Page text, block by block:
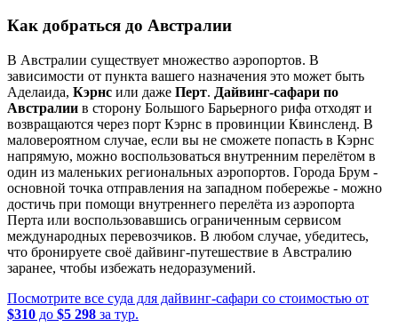
Как добраться до Австралии
В Австралии существует множество аэропортов. В
зависимости от пункта вашего назначения это может быть
Аделаида, Кэрнс или даже Перт. Дайвинг-сафари по
Австралии в сторону Большого Барьерного рифа отходят и
возвращаются через порт Кэрнс в провинции Квинсленд. В
маловероятном случае, если вы не сможете попасть в Кэрнс
напрямую, можно воспользоваться внутренним перелётом в
один из маленьких региональных аэропортов. Города Брум -
основной точка отправления на западном побережье - можно
достичь при помощи внутреннего перелёта из аэропорта
Перта или воспользовавшись ограниченным сервисом
международных перевозчиков. В любом случае, убедитесь,
что бронируете своё дайвинг-путешествие в Австралию
заранее, чтобы избежать недоразумений.
Посмотрите все суда для дайвинг-сафари со стоимостью от
$310 до $5 298 за тур.